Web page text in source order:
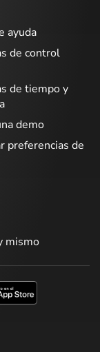
ayuda
de control
de tiempo y
demo
preferencias de
mismo